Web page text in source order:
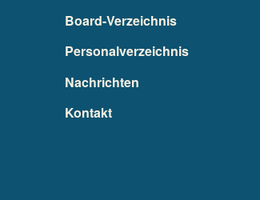
Board-Verzeichnis
Personalverzeichnis
Nachrichten
Kontakt